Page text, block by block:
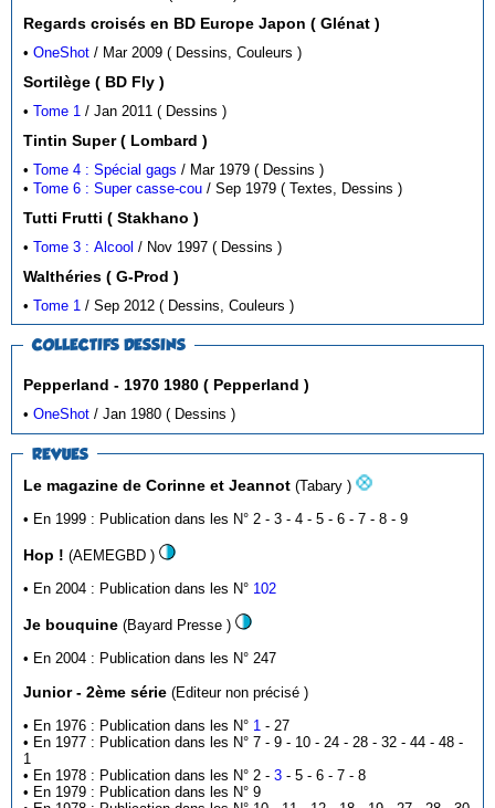
Regards croisés en BD Europe Japon ( Glénat )
•OneShot / Mar 2009 ( Dessins, Couleurs )
Sortilège ( BD Fly )
•Tome 1 / Jan 2011 ( Dessins )
Tintin Super ( Lombard )
•Tome 4 : Spécial gags
/ Mar 1979 ( Dessins )
•Tome 6 : Super casse-cou / Sep 1979 ( Textes, Dessins )
Tutti Frutti ( Stakhano )
•Tome 3 : Alcool / Nov 1997 ( Dessins )
Walthéries ( G-Prod )
•Tome 1 / Sep 2012 ( Dessins, Couleurs )
COLLECTIFS DESSINS
Pepperland - 1970 1980 ( Pepperland )
•OneShot / Jan 1980 ( Dessins )
REVUES
Le magazine de Corinne et Jeannot
(Tabary )
• En 1999 : Publication dans les N° 2 - 3 - 4 - 5 - 6 - 7 - 8 - 9
Hop !
(AEMEGBD )
• En 2004 : Publication dans les N° 102
Je bouquine
(Bayard Presse )
• En 2004 : Publication dans les N° 247
Junior - 2ème série
(Editeur non précisé )
• En 1976 : Publication dans les N° 1 - 27
• En 1977 : Publication dans les N° 7 - 9 - 10 - 24 - 28 - 32 - 44 - 48 -
1
• En 1978 : Publication dans les N° 2 -3
- 5 - 6 - 7 - 8
• En 1979 : Publication dans les N° 9